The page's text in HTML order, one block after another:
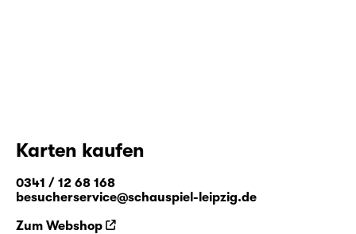
Karten kaufen
0341 / 12 68 168
besucherservice@schauspiel-leipzig.de
Zum Webshop